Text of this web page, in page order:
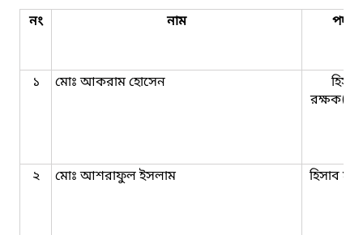
নং নাম পদবি
১ মোঃ আকরাম হোসেন
হিসাব
২ মোঃ আশরাফুল ইসলাম হিসাব